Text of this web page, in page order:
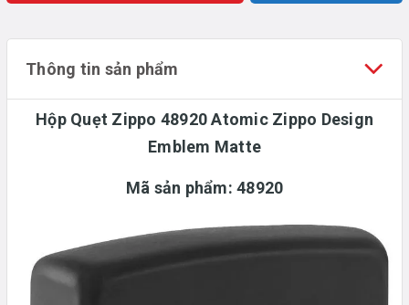
Thông tin sản phẩm
Hộp Quẹt Zippo 48920 Atomic Zippo Design
Emblem Matte
Mã sản phẩm: 48920